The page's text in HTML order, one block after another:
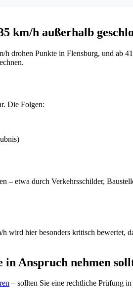
km/h außerhalb
drohen Punkte in Flensburg, und ab
Die Folgen:
– etwa durch Verkehrsschilder,
wird hier besonders kritisch bewertet,
Anspruch nehmen
– sollten Sie eine rechtliche Prüfung